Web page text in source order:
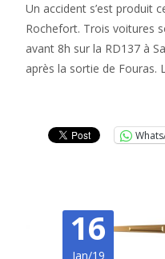
Un accident s’est produit
Rochefort. Trois voitures
avant 8h sur la RD137 à
après la sortie de Fouras.
16
Jan/19